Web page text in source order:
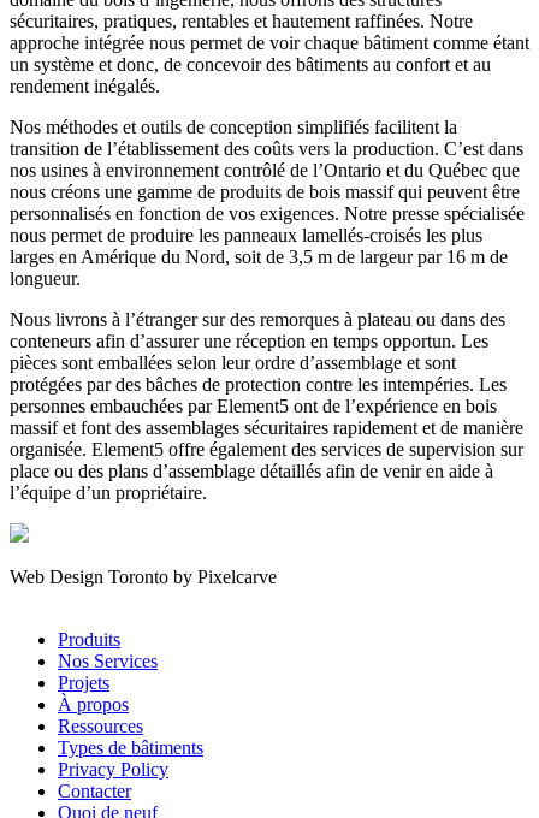
sécuritaires, pratiques, rentables et hautement raffinées. Notre
approche intégrée nous permet de voir chaque bâtiment comme étant
un système et donc, de concevoir des bâtiments au confort et au
rendement inégalés.
Nos méthodes et outils de conception simplifiés facilitent la
transition de l’établissement des coûts vers la production. C’est dans
nos usines à environnement contrôlé de l’Ontario et du Québec que
nous créons une gamme de produits de bois massif qui peuvent être
personnalisés en fonction de vos exigences. Notre presse spécialisée
nous permet de produire les panneaux lamellés-croisés les plus
larges en Amérique du Nord, soit de 3,5 m de largeur par 16 m de
longueur.
Nous livrons à l’étranger sur des remorques à plateau ou dans des
conteneurs afin d’assurer une réception en temps opportun. Les
pièces sont emballées selon leur ordre d’assemblage et sont
protégées par des bâches de protection contre les intempéries. Les
personnes embauchées par Element5 ont de l’expérience en bois
massif et font des assemblages sécuritaires rapidement et de manière
organisée. Element5 offre également des services de supervision sur
place ou des plans d’assemblage détaillés afin de venir en aide à
l’équipe d’un propriétaire.
Web Design Toronto by Pixelcarve
Produits
Nos Services
Projets
À propos
Ressources
Types de bâtiments
Privacy Policy
Contacter
Quoi de neuf